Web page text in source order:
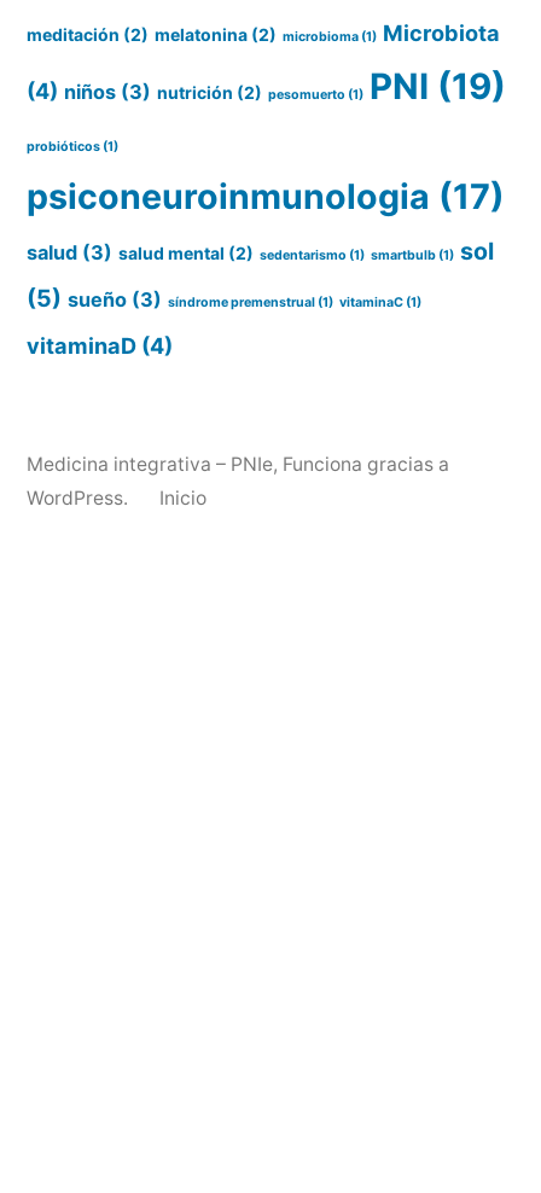
meditación (2) melatonina (2) microbioma (1) Microbiota
(4) niños (3) nutrición (2) pesomuerto (1) PNI (19)
probióticos (1)
psiconeuroinmunologia (17)
salud (3) salud mental (2) sedentarismo (1) smartbulb (1) sol
(5) sueño (3) síndrome premenstrual (1) vitaminaC (1)
vitaminaD (4)
Medicina integrativa – PNIe, Funciona gracias a
WordPress.
Inicio